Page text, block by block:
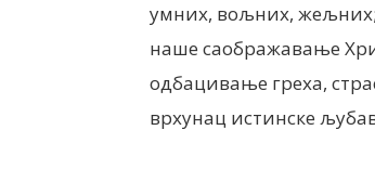
умних, вољних,
наше саображавање
одбацивање греха,
врхунац истинске